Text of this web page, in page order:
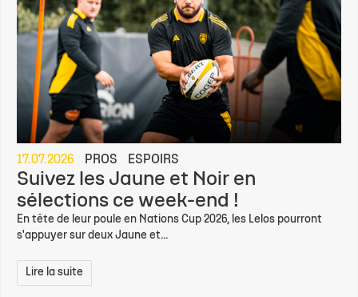
17.07.2026 PROS ESPOIRS
Suivez les Jaune et Noir en
sélections ce week-end !
En tête de leur poule en Nations Cup 2026, les Lelos pourront
s'appuyer sur deux Jaune et...
Lire la suite